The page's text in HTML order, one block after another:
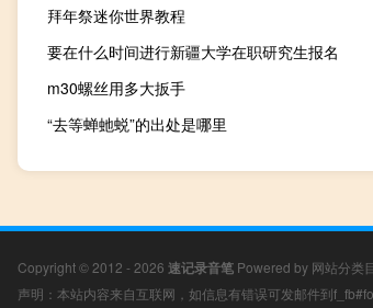
拜年祭迷你世界教程
要在什么时间进行新疆大学在职研究生报名
m30螺丝用多大扳手
“去等蝉虵蜕”的出处是哪里
Copyright © 2012 - 2026 速记录音笔 Powered by 网站分类
声明：本站内容来自互联网，如信息有错误可发邮件到